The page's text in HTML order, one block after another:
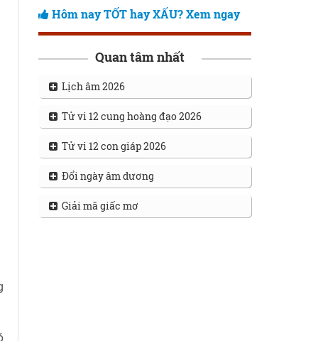
Hôm nay TỐT hay XẤU? Xem ngay
Quan tâm nhất
Lịch âm 2026
Tử vi 12 cung hoàng đạo 2026
Tử vi 12 con giáp 2026
Đổi ngày âm dương
Giải mã giấc mơ